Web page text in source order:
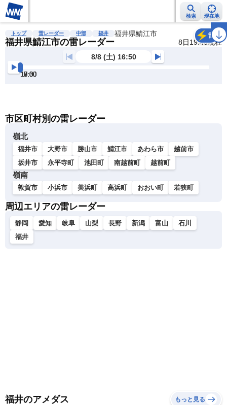
検索 現在地
雨雲レーダー 台風情報 地震情報 警報・注意報 2週間天気 ラ
トップ 雷レーダー 中部 福井 福井県鯖江市
福井県鯖江市の雷レーダー 8日19:40現在
雷
8/8 (土) 16:50
17:00
17:30
18:00
18:30
19:00
19:30
市区町村別の雷レーダー
嶺北
福井市 大野市 勝山市 鯖江市 あわら市
越前市
坂井市
永平寺町 池田町 南越前町 越前町
嶺南
敦賀市 小浜市 美浜町 高浜町 おおい町 若狭町
周辺エリアの雷レーダー
静岡 愛知 岐阜 山梨 長野 新潟 富山
石川
福井
福井のアメダス もっと見る